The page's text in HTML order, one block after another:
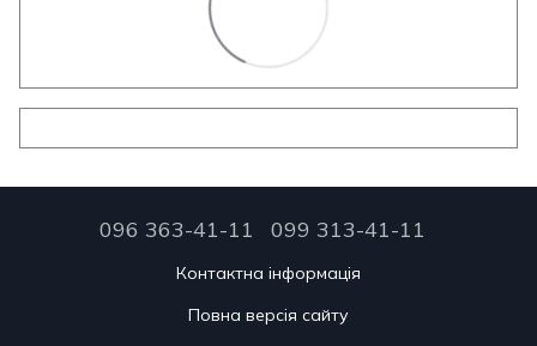
096 363-41-11 099 313-41-11
Контактна інформація
Повна версія сайту